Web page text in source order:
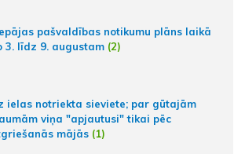
pašvaldības notikumu plāns laikā
3. līdz 9. augustam (2)
ielas notriekta sieviete; par gūtajām
viņa "apjautusi" tikai pēc
mājās (1)